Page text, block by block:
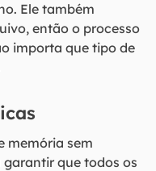
Ele também
então o processo
importa que tipo de
memória sem
que todos os